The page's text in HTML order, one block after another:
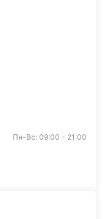
Пн-Вс: 09:00 - 21:00